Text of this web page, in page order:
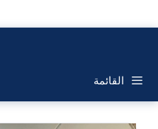
القائمة